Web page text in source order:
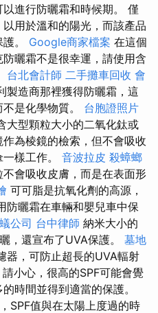
進行防曬霜和時候期。 僅
用於溫和的陽光，而該產品
。 Google商家檔案 在這個
曬霜不是很幸運，請使用含
台北會計師 二手攤車回收 會
製造商那裡獲得防曬霜，這
是化學物質。 台胞證照片
大型顆粒大小的二氧化鈦或
為棱鏡的檢索，但不會吸收
樣工作。 音波拉皮 殺蟑螂
會吸收皮膚，而是在表面形
可可脂是抗氧化劑的高源，
防曬霜在車輛和嬰兒車中保
公司 台中律師 納米大小的
，還宣布了UVA保護。 墓地
器，可防止超長的UVA輻射
請小心，很高的SPF可能會覺
時間並得到適當的保護。
SPF值與在太陽上度過的時